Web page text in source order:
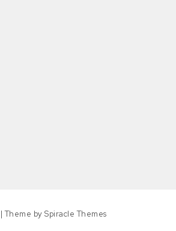
| Theme bySpiracle Themes